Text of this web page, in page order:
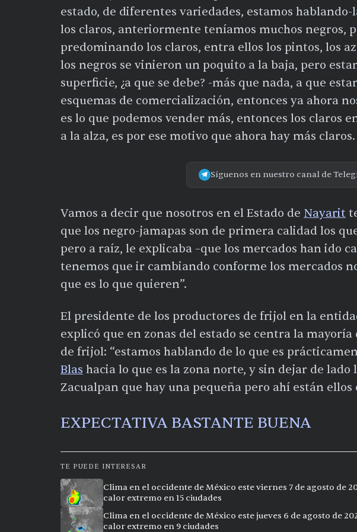
estado, de diferentes variedades, estamos
los claros, anteriormente teníamos muchos negros,
predominando los claros, entra ellos los pintos, los
los negros se vinieron un poquito a la baja, pero
superficie, ¿a que se debe? -más que nada, a que
esquemas de comercialización, entonces ya ahora
es lo que podemos vender más, entonces los claros
a la alza, es por ese motivo que ahora hay más claros.
Síguenos en nuestro canal de
Vamos a decir que nosotros en el Estado de Nayarit
que los negro-jamapas son de primera calidad los
pero a raíz, le explicaba –que los mercados han ido
tenemos que ir cambiando conforme los mercados
que es lo que quieren”.
El presidente de los productores de frijol en la
explicó que en zonas del estado se centra la
de frijol: “estamos hablando de lo que es
Blas hacia lo que es la zona norte, y sin dejar de lado
Zacualpan que hay una pequeña pero ahí están ellos
EXPECTATIVA BASTANTE BUENA
TE PUEDE INTERESAR
Clima en el occidente de México este viernes 7 de agosto de
calor extremo en 15 ciudades
Clima en el occidente de México este jueves 6 de agosto de
calor extremo en 9 ciudades